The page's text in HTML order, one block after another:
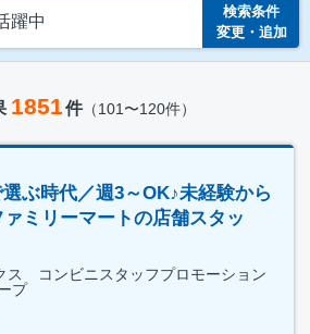
躍中
検索条件
変更・追加
1851件（101〜120件）
ぶ時代／週3～OK♪未経験から
ミリーマートの店舗スタッ
ス コンビニスタッフプロモーション
プ